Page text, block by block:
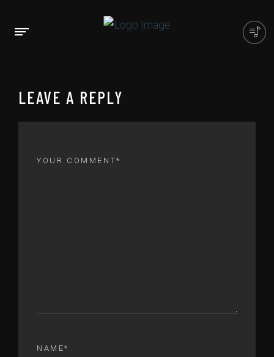
LEAVE A REPLY